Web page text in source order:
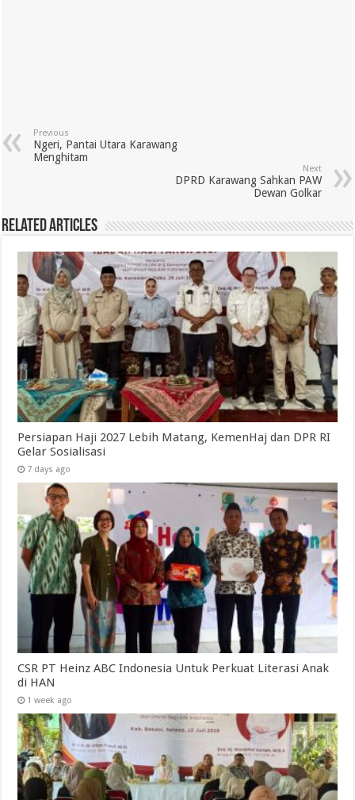
Previous
Ngeri, Pantai Utara Karawang
Menghitam
Next
DPRD Karawang Sahkan PAW
Dewan Golkar
Related Articles
Persiapan Haji 2027 Lebih Matang, KemenHaj dan DPR RI
Gelar Sosialisasi
7 days ago
CSR PT Heinz ABC Indonesia Untuk Perkuat Literasi Anak
di HAN
1 week ago